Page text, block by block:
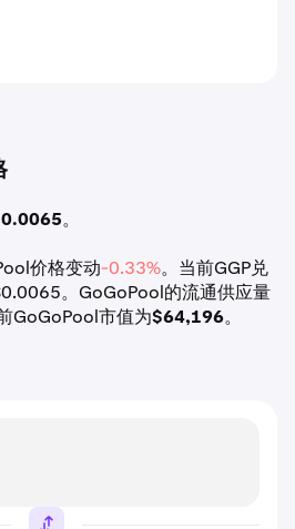
。
价格变动-0.33%。当前GGP兑
。GoGoPool的流通供应量
GoGoPool市值为$64,196。